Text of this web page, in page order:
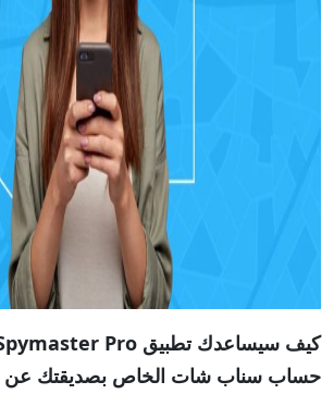
كيف سيساعدك تطبيق Pro
حساب سناب شات الخاص بصديقتك عن